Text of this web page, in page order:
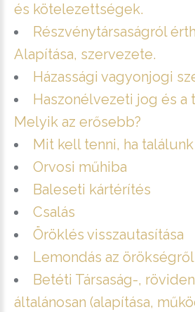
és kötelezettségek.
Részvénytársaságról
Alapítása, szervezete.
Házassági vagyonjogi
Haszonélvezeti jog és a
Melyik az erősebb?
Mit kell tenni, ha
Orvosi műhiba
Baleseti kártérítés
Csalás
Öröklés visszautasítása
Lemondás az örökségről
Betéti Társaság-,
általánosan (alapítása,